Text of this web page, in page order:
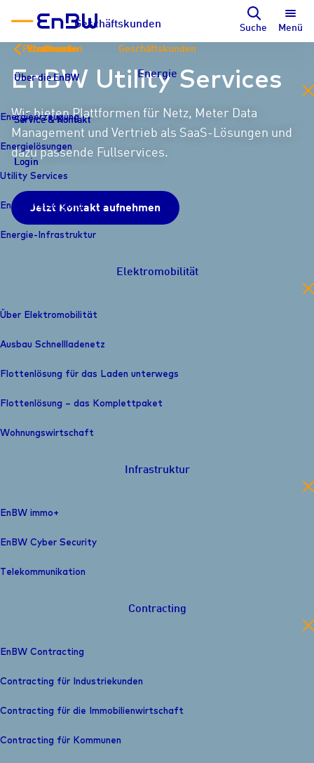
Geschäftskunden Suche Menü
Geschäftskunden
Energie
Energieerzeugung
Energielösungen
Utility Services
Energieversorgung
Energie-Infrastruktur
Elektromobilität
Über Elektromobilität
Ausbau Schnelllade­netz
Flottenlösung für das Laden unterwegs
Flottenlösung – das Komplettpaket
Wohnungswirtschaft
Infrastruktur
EnBW immo+
EnBW Cyber Security
Telekommunikation
Contracting
EnBW Contracting
Contracting für Industriekunden
Contracting für die Immobilienwirtschaft
Contracting für Kommunen
Privatkunden
Über die EnBW
Service & Kontakt
Login
Stadtwerke
Über die EnBW
Service & Kontakt
Login
Kommunen
Über die EnBW
Service & Kontakt
Login
EnBW Utility Services
Wir bieten Plattformen für Netz, Meter Data
Management und Vertrieb als SaaS-Lösungen und
dazu passende Fullservices.
Jetzt Kontakt aufnehmen